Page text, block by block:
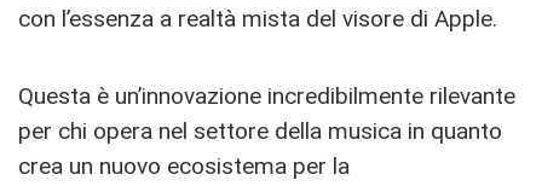
con l’essenza a realtà mista del visore di Apple.
Questa è un’innovazione incredibilmente rilevante
per chi opera nel settore della musica in quanto
crea un nuovo ecosistema per la